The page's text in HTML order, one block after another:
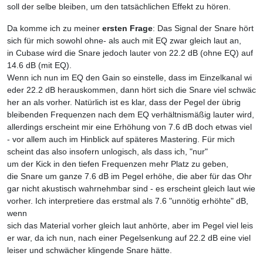
soll der selbe bleiben, um den tatsächlichen Effekt zu hören.
Da komme ich zu meiner ersten Frage: Das Signal der Snare hört
sich für mich sowohl ohne- als auch mit EQ zwar gleich laut an,
in Cubase wird die Snare jedoch lauter von 22.2 dB (ohne EQ) auf
14.6 dB (mit EQ).
Wenn ich nun im EQ den Gain so einstelle, dass im Einzelkanal wi
eder 22.2 dB herauskommen, dann hört sich die Snare viel schwäc
her an als vorher. Natürlich ist es klar, dass der Pegel der übrig
bleibenden Frequenzen nach dem EQ verhältnismäßig lauter wird,
allerdings erscheint mir eine Erhöhung von 7.6 dB doch etwas viel
- vor allem auch im Hinblick auf späteres Mastering. Für mich
scheint das also insofern unlogisch, als dass ich, "nur"
um der Kick in den tiefen Frequenzen mehr Platz zu geben,
die Snare um ganze 7.6 dB im Pegel erhöhe, die aber für das Ohr
gar nicht akustisch wahrnehmbar sind - es erscheint gleich laut wie
vorher. Ich interpretiere das erstmal als 7.6 "unnötig erhöhte" dB,
wenn
sich das Material vorher gleich laut anhörte, aber im Pegel viel leis
er war, da ich nun, nach einer Pegelsenkung auf 22.2 dB eine viel
leiser und schwächer klingende Snare hätte.